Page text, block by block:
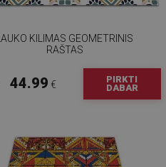
LAUKO KILIMAS GEOMETRINIS
RAŠTAS
44.99 €
PIRKTI
DABAR